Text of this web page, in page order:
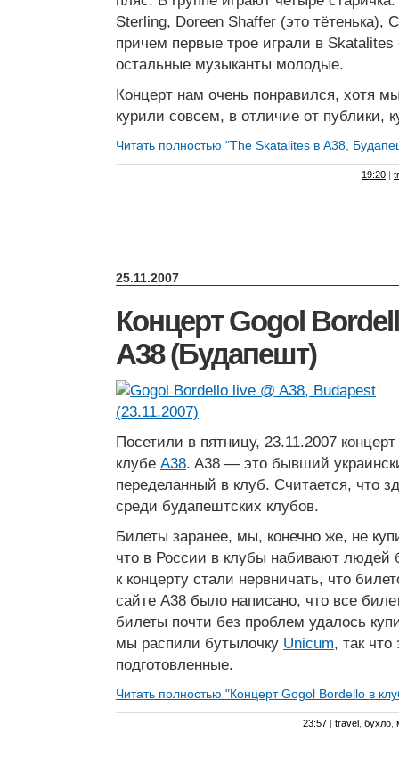
Sterling, Doreen Shaffer (это тётенька),
причем первые трое играли в
остальные музыканты молодые.
Концерт нам очень понравился, хотя
курили совсем, в отличие от публики,
Читать полностью "The Skatalites в A38,
19:20 |
25.11.2007
Концерт Gogol
A38 (Будапешт)
Посетили в пятницу, 23.11.2007
клубе A38. A38 — это бывший
переделанный в клуб. Считается, что
среди будапештских клубов.
Билеты заранее, мы, конечно же, не
что в России в клубы набивают людей
к концерту стали нервничать, что
сайте A38 было написано, что все
билеты почти без проблем удалось
мы распили бутылочку Unicum, так
подготовленные.
Читать полностью "Концерт Gogol Bordello в
23:57 | travel бухло